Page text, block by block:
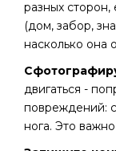
разных
(дом, забор,
насколько она
двигаться -
повреждений:
нога. Это